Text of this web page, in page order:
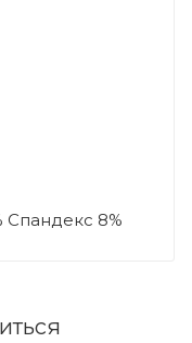
Спандекс 8%